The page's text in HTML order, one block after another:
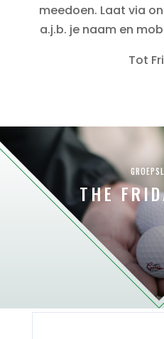
meedoen. Laat via
a.j.b. je naam en
Tot
THE